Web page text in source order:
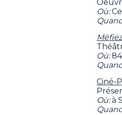
Où:
Où:
Ciné-
Où:à